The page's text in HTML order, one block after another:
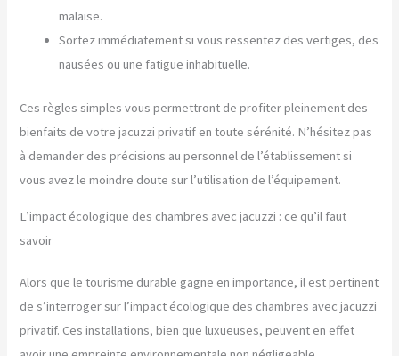
malaise.
Sortez immédiatement si vous ressentez des vertiges, des
nausées ou une fatigue inhabituelle.
Ces règles simples vous permettront de profiter pleinement des
bienfaits de votre jacuzzi privatif en toute sérénité. N’hésitez pas
à demander des précisions au personnel de l’établissement si
vous avez le moindre doute sur l’utilisation de l’équipement.
L’impact écologique des chambres avec jacuzzi : ce qu’il faut
savoir
Alors que le tourisme durable gagne en importance, il est pertinent
de s’interroger sur l’impact écologique des chambres avec jacuzzi
privatif. Ces installations, bien que luxueuses, peuvent en effet